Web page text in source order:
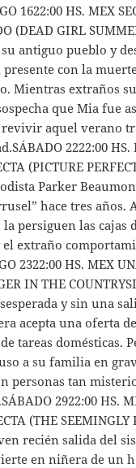
1622:00 HS. MEX
(DEAD GIRL
su antiguo pueblo y
con la
Mientras extraños
que Mia fue
aquel verano
2222:00 HS.
(PICTURE
Parker
hace tres años.
persiguen las cajas
extraño
2322:00 HS. MEX
IN THE
y sin una
acepta una oferta
tareas domésticas.
a su familia en
personas tan
2922:00 HS.
(THE SEEMINGLY
recién salida del
en niñera de un